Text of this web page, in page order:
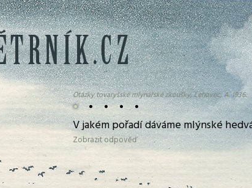
• • • • •
Otázky tovaryšské mlynářské zkoušky, Lehovec, A. 1936:
V jakém pořadí dáváme mlýnské
Zobrazit odpověď